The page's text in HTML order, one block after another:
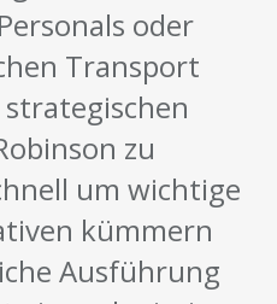
Transport
zu
um wichtige
kümmern
Ausführung
eine schwierige